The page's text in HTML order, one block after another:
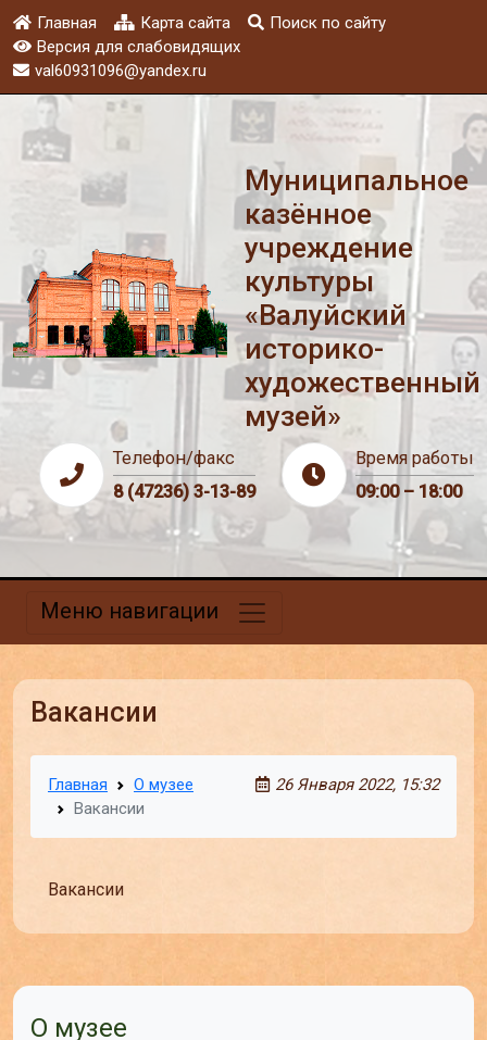
Главная Карта сайта
Поиск по сайту
Версия для слабовидящих
val60931096@yandex.ru
Муниципальное
казённое
учреждение
культуры
«Валуйский
историко-
художественный
музей»
Телефон/факс
8 (47236) 3-13-89
Время работы
09:00 – 18:00
Меню навигации
Вакансии
Главная
О музее
Вакансии
26 Января 2022, 15:32
Вакансии
О музее